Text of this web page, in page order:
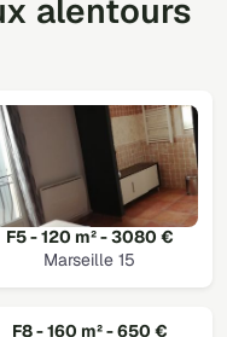
alentours
F5 - 120 m² - 3080 €
Marseille 15
F8 - 160 m² - 650 €